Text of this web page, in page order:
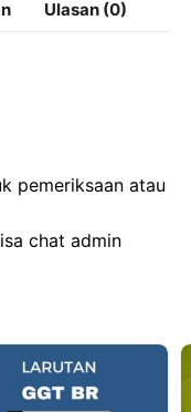
Ulasan (0)
pemeriksaan atau
chat admin